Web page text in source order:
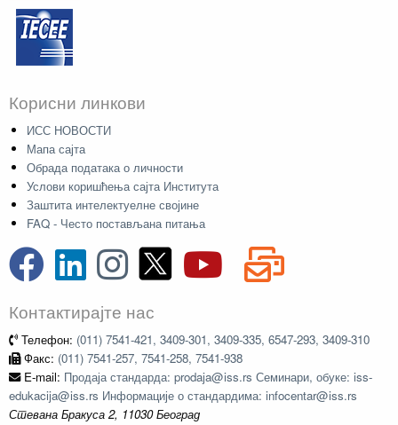
Корисни линкови
ИСС НОВОСТИ
Мапа сајта
Обрада података о личности
Услови коришћења сајта Института
Заштита интелектуелне својине
FAQ - Често постављана питања
Контактирајте нас
Телефон: (011) 7541-421, 3409-301, 3409-335, 6547-293, 3409-310
Факс: (011) 7541-257, 7541-258, 7541-938
E-mail: Продаја стандарда: prodaja@iss.rs Семинари, обуке: iss-
edukacija@iss.rs Информације о стандардима: infocentar@iss.rs
Стевана Бракуса 2, 11030 Београд